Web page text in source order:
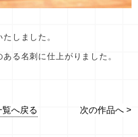
しました。
る名刺に仕上がりました。
へ戻る 次の作品へ >